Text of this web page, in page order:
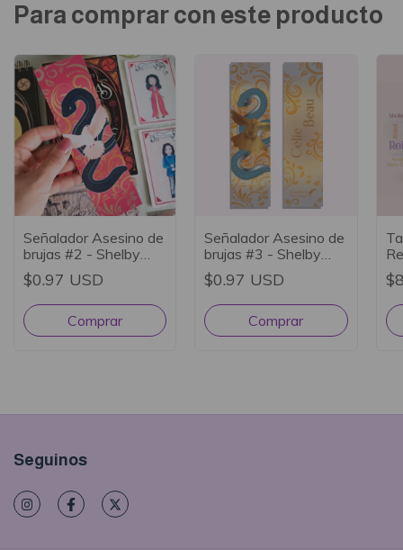
Para comprar con este producto
Señalador Asesino de
brujas #2 - Shelby
Mahurin
$0.97 USD
Señalador Asesino de
brujas #3 - Shelby
Mahurin
$0.97 USD
Seguinos